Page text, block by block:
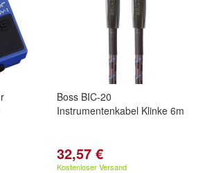
Boss BIC-20
Instrumentenkabel Klinke 6m
32,57 €
Kostenloser Versand